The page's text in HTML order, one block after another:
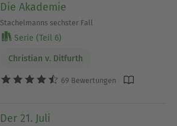
Die Akademie
Stachelmanns sechster Fall
Serie (Teil 6)
Christian v. Ditfurth
69 Bewertungen
Der 21. Juli